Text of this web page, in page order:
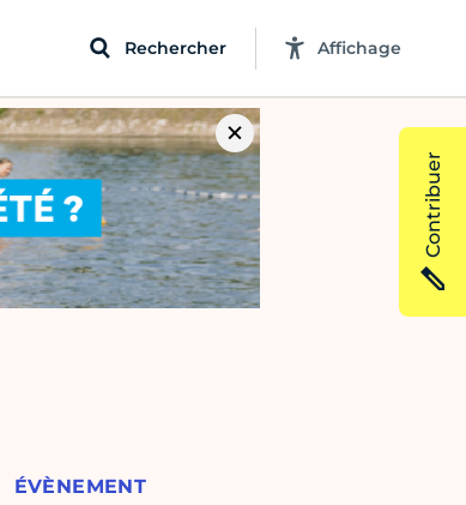
Rechercher Affichage
ÉVÈNEMENT
Contribuer